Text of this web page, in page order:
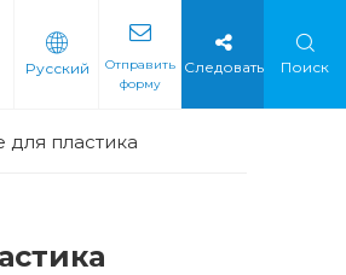
С НАМИ ЧаВо
Pусский
Отправить
форму
Следовать Поиск
пластика